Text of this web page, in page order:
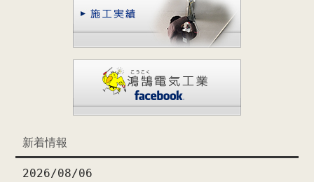
新着情報
2026/08/06